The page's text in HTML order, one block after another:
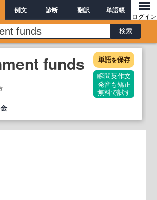
例文 診断 翻訳 単語帳
ログイン
funds 単語を保存
瞬間英作文
発音も矯正
無料で試す